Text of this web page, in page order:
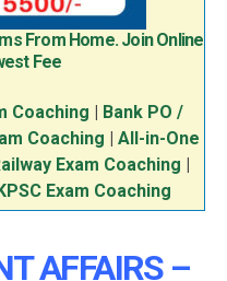
From Home. Join Online
Fee
Coaching
Bank PO /
Coaching
All-in-One
Exam Coaching
KPSC Exam Coaching
AFFAIRS –